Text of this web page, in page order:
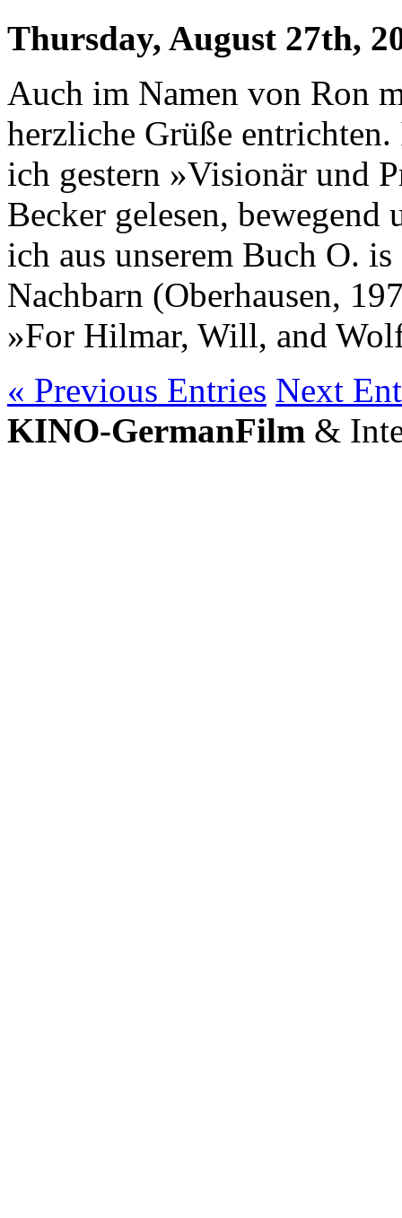
Thursday, August 27th,
Auch im Namen von Ron
herzliche Grüße
ich gestern »Visionär und
Becker gelesen,
ich aus unserem Buch O.
Nachbarn (Oberhausen,
»For Hilmar, Will, and
« Previous Entries Next
KINO-GermanFilm &